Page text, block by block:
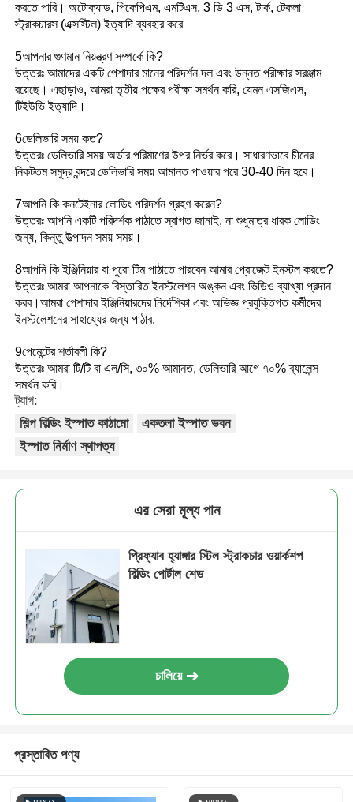
করতে পারি। অটোক্যাড, পিকেপিএম, এমটিএস, 3 ডি 3 এস, টার্ক, টেকলা
স্ট্রাকচারস (এক্সস্টিল) ইত্যাদি ব্যবহার করে
5আপনার গুণমান নিয়ন্ত্রণ সম্পর্কে কি?
উত্তরঃ আমাদের একটি পেশাদার মানের পরিদর্শন দল এবং উন্নত পরীক্ষার সরঞ্জাম
রয়েছে। এছাড়াও, আমরা তৃতীয় পক্ষের পরীক্ষা সমর্থন করি, যেমন এসজিএস,
টিইউভি ইত্যাদি।
6ডেলিভারি সময় কত?
উত্তরঃ ডেলিভারি সময় অর্ডার পরিমাণের উপর নির্ভর করে। সাধারণভাবে চীনের
নিকটতম সমুদ্র বন্দরে ডেলিভারি সময় আমানত পাওয়ার পরে 30-40 দিন হবে।
7আপনি কি কনটেইনার লোডিং পরিদর্শন গ্রহণ করেন?
উত্তরঃ আপনি একটি পরিদর্শক পাঠাতে স্বাগত জানাই, না শুধুমাত্র ধারক লোডিং
জন্য, কিন্তু উত্পাদন সময় সময়।
8আপনি কি ইঞ্জিনিয়ার বা পুরো টিম পাঠাতে পারবেন আমার প্রোজেক্ট ইনস্টল করতে?
উত্তরঃ আমরা আপনাকে বিস্তারিত ইনস্টলেশন অঙ্কন এবং ভিডিও ব্যাখ্যা প্রদান
করব।আমরা পেশাদার ইঞ্জিনিয়ারদের নির্দেশিকা এবং অভিজ্ঞ প্রযুক্তিগত কর্মীদের
ইনস্টলেশনের সাহায্যের জন্য পাঠাব.
9পেমেন্টের শর্তাবলী কি?
উত্তরঃ আমরা টি/টি বা এল/সি, ৩০% আমানত, ডেলিভারি আগে ৭০% ব্যালেন্স
সমর্থন করি।
ট্যাগ:
শিল্প বিল্ডিং ইস্পাত কাঠামো
একতলা ইস্পাত ভবন
ইস্পাত নির্মাণ স্থাপত্য
এর সেরা মূল্য পান
প্রিফ্যাব হ্যাঙ্গার স্টিল স্ট্রাকচার ওয়ার্কশপ
বিল্ডিং পোর্টাল শেড
চালিয়ে
প্রস্তাবিত পণ্য